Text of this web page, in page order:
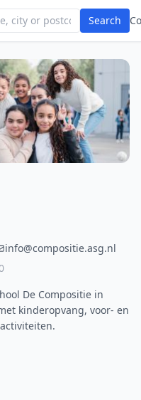
Search
info@compositie.asg.nl
De Compositie in
kinderopvang, voor- en